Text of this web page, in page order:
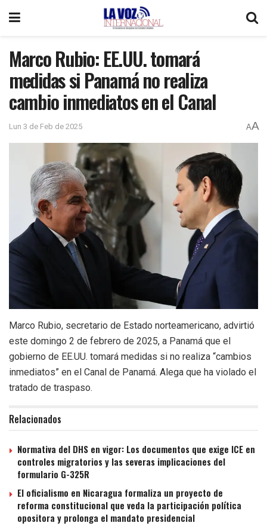
Marco Rubio: EE.UU. tomará
medidas si Panamá no realiza
cambio inmediatos en el Canal
Lun 3 de Feb de 2025 AA
Marco Rubio, secretario de Estado norteamericano, advirtió
este domingo 2 de febrero de 2025, a Panamá que el
gobierno de EE.UU. tomará medidas si no realiza “cambios
inmediatos” en el Canal de Panamá. Alega que ha violado el
tratado de traspaso.
Relacionados
Normativa del DHS en vigor: Los documentos que exige ICE en
controles migratorios y las severas implicaciones del
formulario G-325R
El oficialismo en Nicaragua formaliza un proyecto de
reforma constitucional que veda la participación política
opositora y prolonga el mandato presidencial